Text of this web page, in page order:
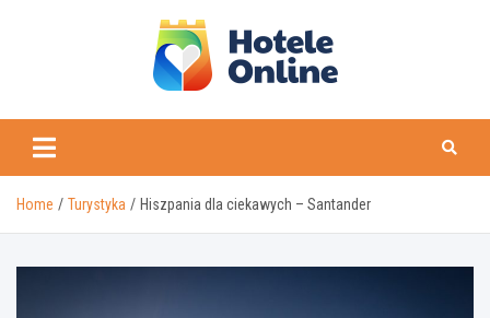
Home Turystyka Hiszpania dla ciekawych – Santander